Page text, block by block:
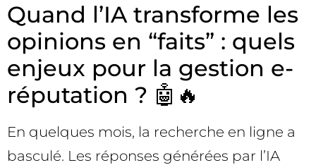
Quand l’IA transforme les
opinions en “faits” : quels
enjeux pour la gestion e-
réputation ? 🤖🔥
En quelques mois, la recherche en ligne a
basculé. Les réponses générées par l’IA